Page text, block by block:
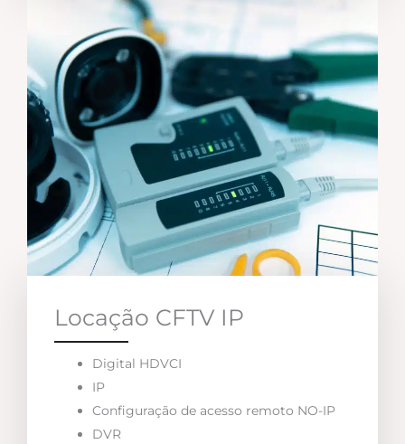
Locação CFTV IP
Digital HDVCI
IP
Configuração de acesso remoto NO-IP
DVR